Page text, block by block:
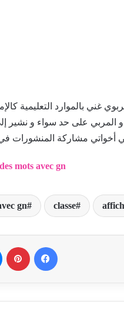
غني بالموارد التعليمية
و المربي على حد سواء و
أخواتي مشاركة المنشورات
mots avec gn
classe
gn